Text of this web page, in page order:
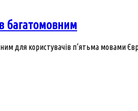
багатомовним
для користувачів п’ятьма мовами